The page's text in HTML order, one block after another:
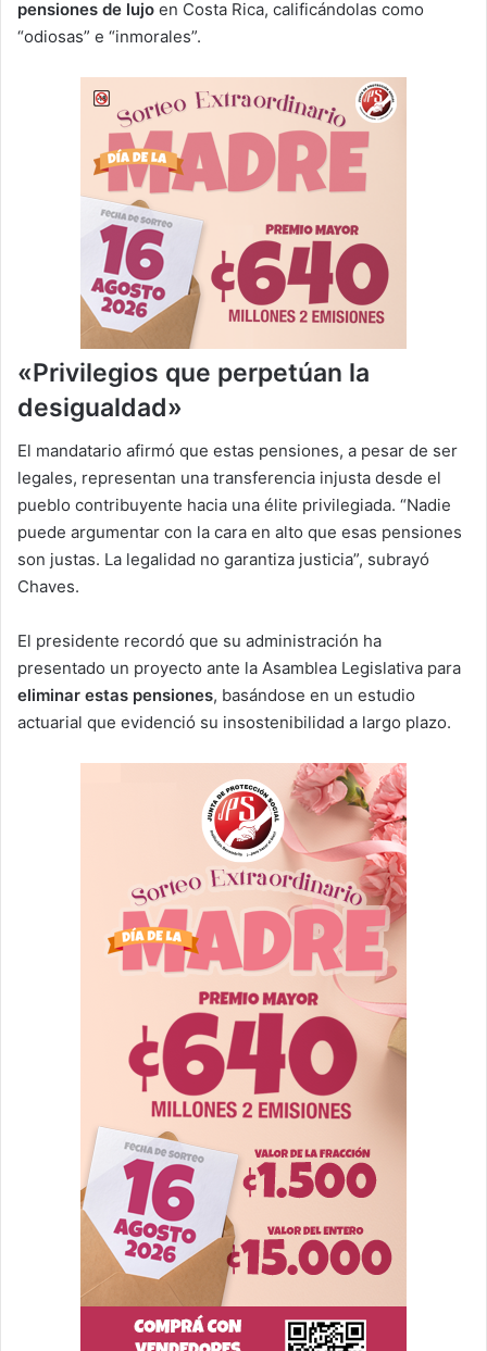
pensiones de lujo en Costa Rica, calificándolas como
“odiosas” e “inmorales”.
«Privilegios que perpetúan la
desigualdad»
El mandatario afirmó que estas pensiones, a pesar de ser
legales, representan una transferencia injusta desde el
pueblo contribuyente hacia una élite privilegiada. “Nadie
puede argumentar con la cara en alto que esas pensiones
son justas. La legalidad no garantiza justicia”, subrayó
Chaves.
El presidente recordó que su administración ha
presentado un proyecto ante la Asamblea Legislativa para
eliminar estas pensiones, basándose en un estudio
actuarial que evidenció su insostenibilidad a largo plazo.